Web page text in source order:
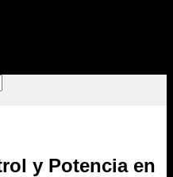
y Potencia en